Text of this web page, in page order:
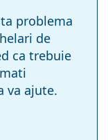
problema
de
ca trebuie
va ajute.